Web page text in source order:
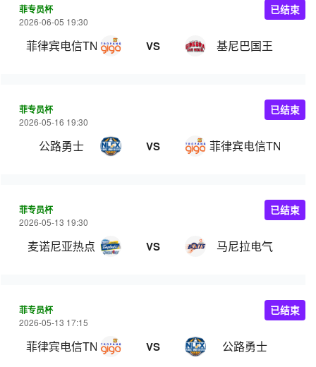
菲专员杯
2026-06-05 19:30
菲律宾电信TNT VS 基尼巴国王
已结束
菲专员杯
2026-05-16 19:30
公路勇士 VS 菲律宾电信TNT
已结束
菲专员杯
2026-05-13 19:30
麦诺尼亚热点 VS 马尼拉电气
已结束
菲专员杯
2026-05-13 17:15
菲律宾电信TNT VS 公路勇士
已结束